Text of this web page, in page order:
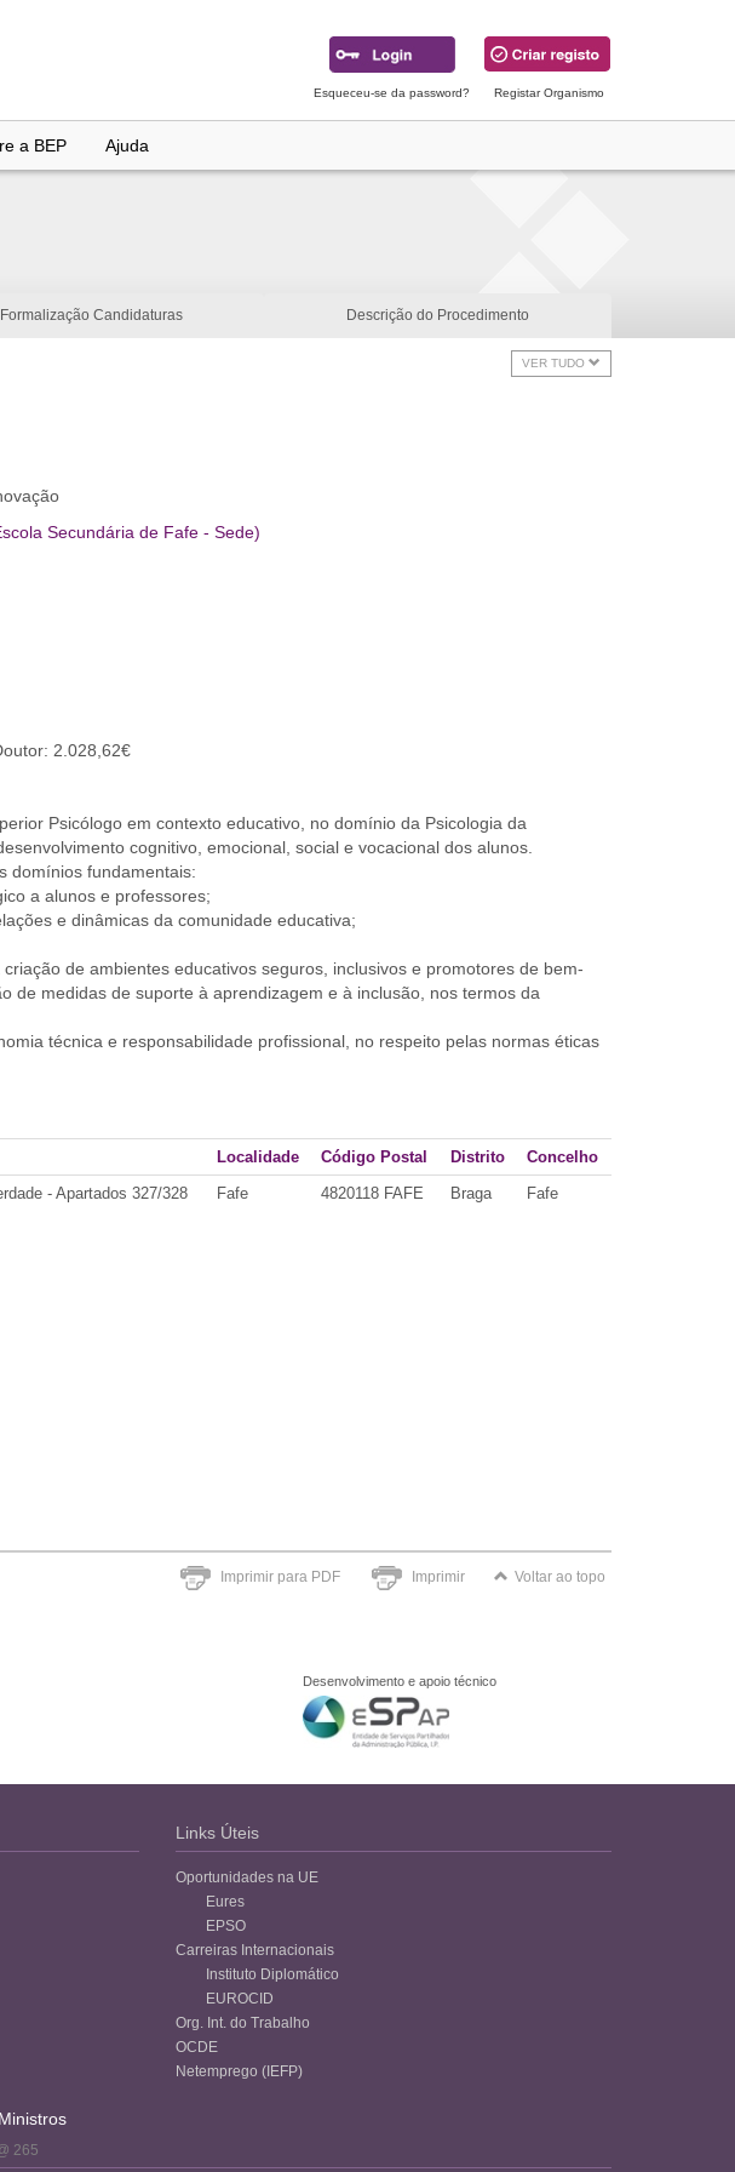
Esqueceu-se da password? Registar Organismo
a BEP Ajuda
Formalização Candidaturas Descrição do Procedimento
VER TUDO
Secundária de Fafe - Sede)
2.028,62€
Psicólogo em contexto educativo, no domínio da Psicologia da
cognitivo, emocional, social e vocacional dos alunos.
domínios fundamentais:
a alunos e professores;
e dinâmicas da comunidade educativa;
de ambientes educativos seguros, inclusivos e promotores de bem-
de medidas de suporte à aprendizagem e à inclusão, nos termos da
técnica e responsabilidade profissional, no respeito pelas normas éticas
Localidade Código Postal Distrito
Concelho
- Apartados 327/328 Fafe 4820118 FAFE Braga Fafe
Imprimir para PDF Imprimir Voltar ao topo
Desenvolvimento e apoio técnico
Links Úteis
Oportunidades na UE
Eures
EPSO
Carreiras Internacionais
Instituto Diplomático
EUROCID
Org. Int. do Trabalho
OCDE
Netemprego (IEFP)
265